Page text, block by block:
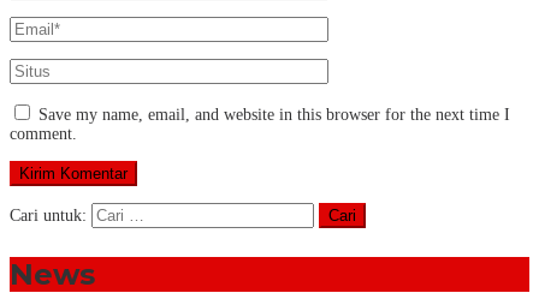
Save my name, email, and website in this browser for the next time I
comment.
Cari untuk:
News